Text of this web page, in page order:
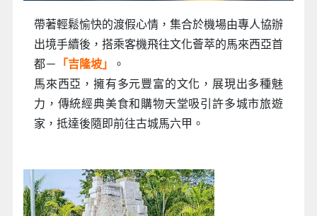
帶著輕鬆愉快的渡假心情，集合於機場由專人協辦
出境手續後，搭乘客機飛往文化薈萃的馬來西亞首
都－
「吉隆坡」
。
馬來西亞，擁有多元豐富的文化，展現出多種魅
力，傳統經典美食和購物天堂吸引許多城市旅遊
家，抵達後隨即前往古城馬六甲。